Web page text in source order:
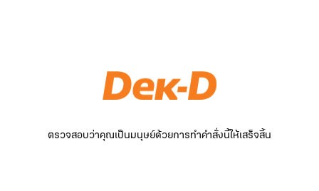
ตรวจสอบว่าคุณเป็นมนุษย์ด้วยการทำคำสั่งนี้ให้เสร็จสิ้น